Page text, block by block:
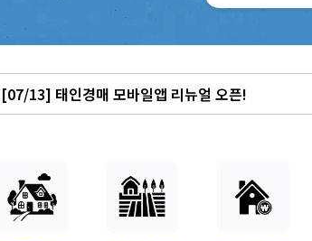
[07/13] 태인경매 모바일앱 리뉴얼 오픈!
[06/11] 태인경매 사칭 대출관련 보이스피싱 주의안..
[06/05] 행정체제 개편 안내 - 인천광역시 및 전남..